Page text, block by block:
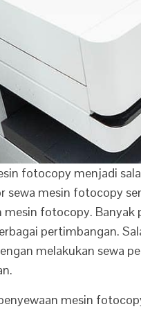
fotocopy menjadi
sewa mesin fotocopy
fotocopy. Banyak
pertimbangan.
melakukan sewa
mesin